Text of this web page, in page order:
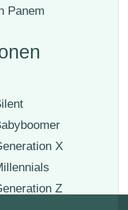
Panem
X
Z